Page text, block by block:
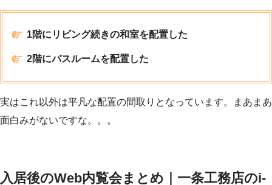
1階にリビング続きの和室を配置した
2階にバスルームを配置した
実はこれ以外は平凡な配置の間取りとなっています。まあまあ
面白みがないですな。。。
入居後のWeb内覧会まとめ｜一条工務店のi-